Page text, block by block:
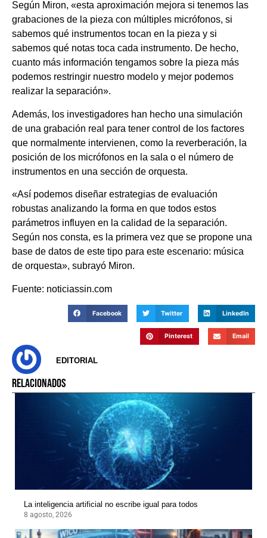
Según Miron, «esta aproximación mejora si tenemos las
grabaciones de la pieza con múltiples micrófonos, si
sabemos qué instrumentos tocan en la pieza y si
sabemos qué notas toca cada instrumento. De hecho,
cuanto más información tengamos sobre la pieza más
podemos restringir nuestro modelo y mejor podemos
realizar la separación».
Además, los investigadores han hecho una simulación
de una grabación real para tener control de los factores
que normalmente intervienen, como la reverberación, la
posición de los micrófonos en la sala o el número de
instrumentos en una sección de orquesta.
«Así podemos diseñar estrategias de evaluación
robustas analizando la forma en que todos estos
parámetros influyen en la calidad de la separación.
Según nos consta, es la primera vez que se propone una
base de datos de este tipo para este escenario: música
de orquesta», subrayó Miron.
Fuente: noticiassin.com
Facebook Twitter LinkedIn
Pinterest Email
EDITORIAL
RELACIONADOS
La inteligencia artificial no escribe igual para todos
8 agosto, 2026